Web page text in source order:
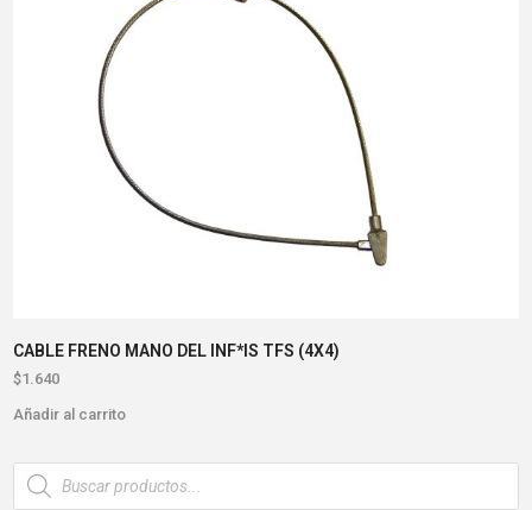
CABLE FRENO MANO DEL INF*IS TFS (4X4)
$1.640
Añadir al carrito
Búsqueda
de
productos